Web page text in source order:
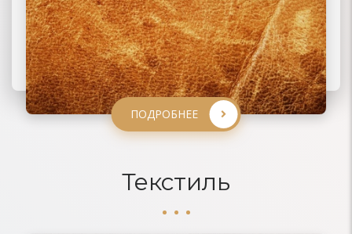
ПОДРОБНЕЕ
ПОДРОБНЕЕ
ПОДРОБНЕЕ
ПОДРОБНЕЕ
Текстиль